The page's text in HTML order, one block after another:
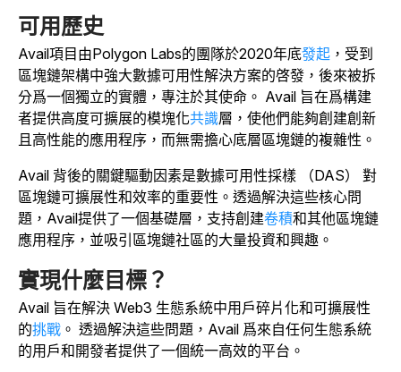
可用歷史
Avail項目 由Polygon Labs的團隊於2020年底發起 ，受到
區塊鏈架構中強大數據可用性解決方案的啓發，後來被拆
分爲一個獨立的實體，專注於其使命。 Avail 旨在爲構建
者提供高度可擴展的模塊化共識層，使他們能夠創建創新
且高性能的應用程序，而無需擔心底層區塊鏈的複雜性。
Avail 背後的關鍵驅動因素是數據可用性採樣 （DAS） 對
區塊鏈可擴展性和效率的重要性。透過解決這些核心問
題，Avail提供了一個基礎層，支持創建卷積和其他區塊鏈
應用程序，並吸引區塊鏈社區的大量投資和興趣。
實現什麼目標？
Avail 旨在解決 Web3 生態系統中用戶碎片化和可擴展性
的挑戰 。 透過解決這些問題，Avail 爲來自任何生態系統
的用戶和開發者提供了一個統一高效的平台。